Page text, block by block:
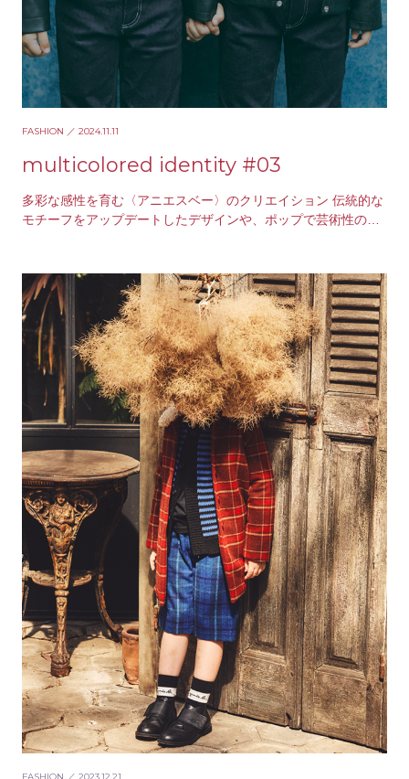
FASHION ／ 2024.11.11
multicolored identity #03
多彩な感性を育む〈アニエスベー〉のクリエイション 伝統的な
モチーフをアップデートしたデザインや、ポップで芸術性の高